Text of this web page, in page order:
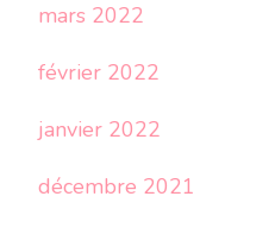
mars 2022
février 2022
janvier 2022
décembre 2021